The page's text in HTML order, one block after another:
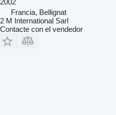
Francia, Bellignat
2 M International Sarl
Contacte con el vendedor